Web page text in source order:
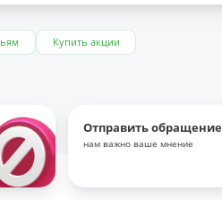
Купить акции
Отправить обращение
нам важно ваше мнение